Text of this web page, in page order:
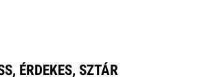
ÉRDEKES, SZTÁR